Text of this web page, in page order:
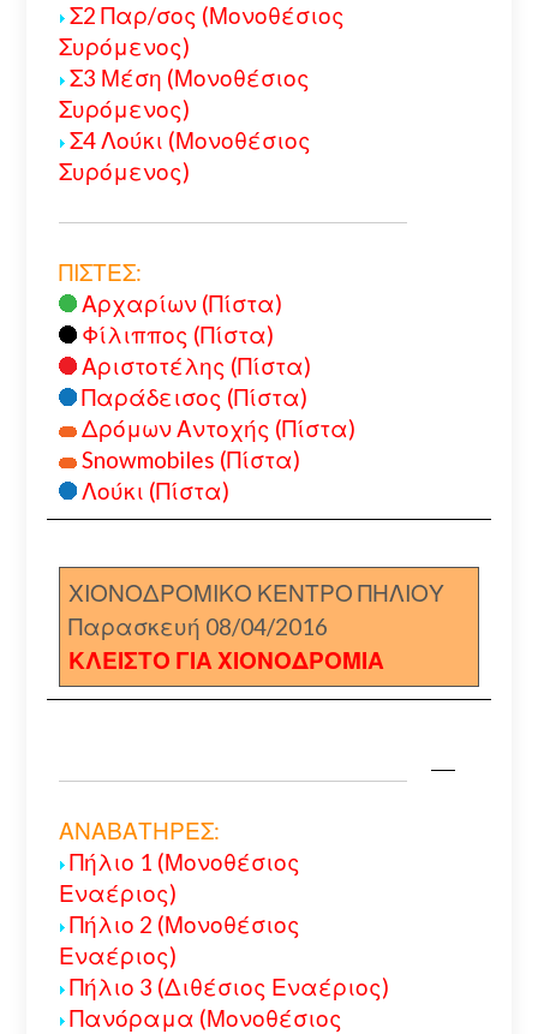
Σ2 Παρ/σος (Μονοθέσιος
Συρόμενος)
Σ3 Μέση (Μονοθέσιος
Συρόμενος)
Σ4 Λούκι (Μονοθέσιος
Συρόμενος)
ΠΙΣΤΕΣ:
Αρχαρίων (Πίστα)
Φίλιππος (Πίστα)
Αριστοτέλης (Πίστα)
Παράδεισος (Πίστα)
Δρόμων Αντοχής (Πίστα)
Snowmobiles (Πίστα)
Λούκι (Πίστα)
ΧΙΟΝΟΔΡΟΜΙΚΟ ΚΕΝΤΡΟ ΠΗΛΙΟΥ
Παρασκευή 08/04/2016
ΚΛΕΙΣΤΟ ΓΙΑ ΧΙΟΝΟΔΡΟΜΙΑ
ΑΝΑΒΑΤΗΡΕΣ:
Πήλιο 1 (Μονοθέσιος
Εναέριος)
Πήλιο 2 (Μονοθέσιος
Εναέριος)
Πήλιο 3 (Διθέσιος Εναέριος)
Πανόραμα (Μονοθέσιος